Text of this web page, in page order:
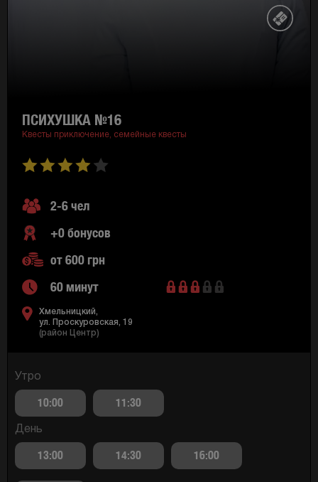
ПСИХУШКА №16
Квесты приключение, семейные квесты
2-6 чел
+0 бонусов
от 600 грн
60 минут
Хмельницкий,
ул. Проскуровская, 19
(район Центр)
Утро
10:00 11:30
День
13:00 14:30 16:00